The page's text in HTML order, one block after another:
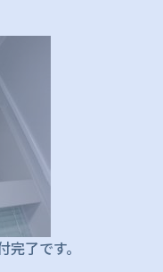
了です。